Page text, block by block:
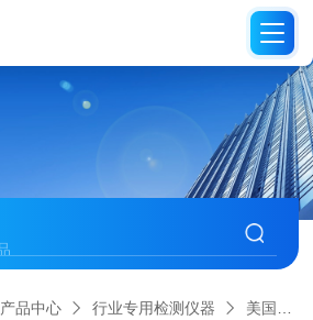
产品中心 行业专用检测仪器 美国福禄克系列